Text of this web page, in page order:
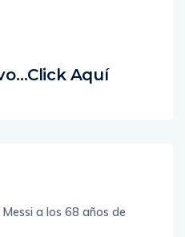
Aquí
a los 68 años de